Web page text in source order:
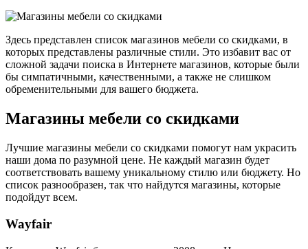
Здесь представлен список магазинов мебели со скидками, в
которых представлены различные стили. Это избавит вас от
сложной задачи поиска в Интернете магазинов, которые были
бы симпатичными, качественными, а также не слишком
обременительными для вашего бюджета.
Магазины мебели со скидками
Лучшие магазины мебели со скидками помогут нам украсить
наши дома по разумной цене. Не каждый магазин будет
соответствовать вашему уникальному стилю или бюджету. Но
список разнообразен, так что найдутся магазины, которые
подойдут всем.
Wayfair